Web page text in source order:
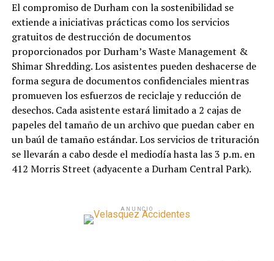
El compromiso de Durham con la sostenibilidad se
extiende a iniciativas prácticas como los servicios
gratuitos de destrucción de documentos
proporcionados por Durham’s Waste Management &
Shimar Shredding. Los asistentes pueden deshacerse de
forma segura de documentos confidenciales mientras
promueven los esfuerzos de reciclaje y reducción de
desechos. Cada asistente estará limitado a 2 cajas de
papeles del tamaño de un archivo que puedan caber en
un baúl de tamaño estándar. Los servicios de trituración
se llevarán a cabo desde el mediodía hasta las 3 p.m. en
412 Morris Street (adyacente a Durham Central Park).
ANUNCIO